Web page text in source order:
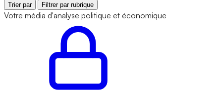
Trier par Filtrer par rubrique
Votre média d'analyse politique et économique